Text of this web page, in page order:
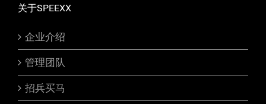
关于SPEEXX
企业介绍
管理团队
招兵买马